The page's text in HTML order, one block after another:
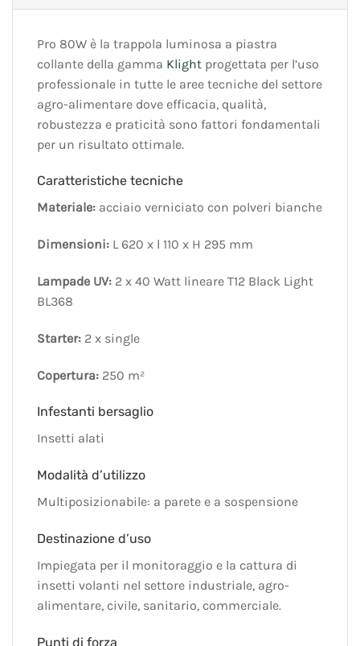
Pro 80W è la trappola luminosa a piastra
collante della gamma Klight progettata per l’uso
professionale in tutte le aree tecniche del settore
agro-alimentare dove efficacia, qualità,
robustezza e praticità sono fattori fondamentali
per un risultato ottimale.
Caratteristiche tecniche
Materiale: acciaio verniciato con polveri bianche
Dimensioni: L 620 x l 110 x H 295 mm
Lampade UV: 2 x 40 Watt lineare T12 Black Light
BL368
Starter: 2 x single
Copertura: 250 m²
Infestanti bersaglio
Insetti alati
Modalità d’utilizzo
Multiposizionabile: a parete e a sospensione
Destinazione d’uso
Impiegata per il monitoraggio e la cattura di
insetti volanti nel settore industriale, agro-
alimentare, civile, sanitario, commerciale.
Punti di forza